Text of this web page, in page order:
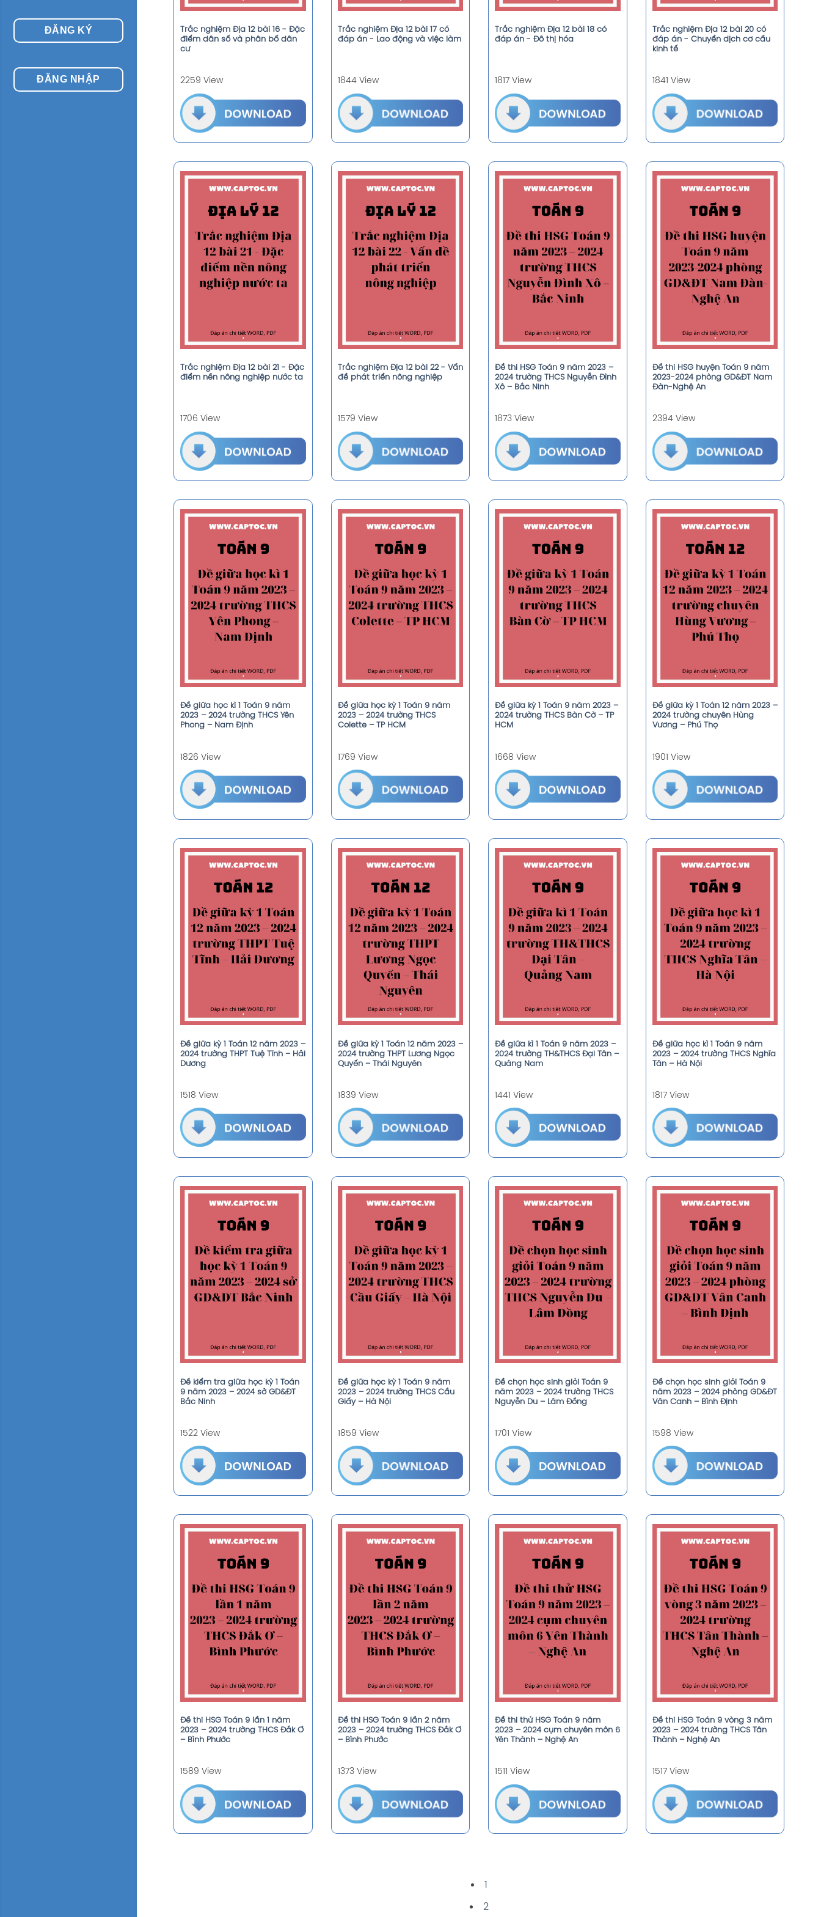
ĐĂNG KÝ
ĐĂNG NHẬP
Trắc nghiệm Địa 12 bài 16 - Đặc
điểm dân số và phân bố dân
cư
2259 View
Trắc nghiệm Địa 12 bài 17 có
đáp án - Lao động và việc làm
1844 View
Trắc nghiệm Địa 12 bài 18 có
đáp án - Đô thị hóa
1817 View
Trắc nghiệm Địa 12 bài 20 có
đáp án - Chuyển dịch cơ cấu
kinh tế
1841 View
Trắc nghiệm Địa 12 bài 21 - Đặc
điểm nền nông nghiệp nước ta
1706 View
Trắc nghiệm Địa 12 bài 22 - Vấn
đề phát triển nông nghiệp
1579 View
Đề thi HSG Toán 9 năm 2023 –
2024 trường THCS Nguyễn Đình
Xô – Bắc Ninh
1873 View
Đề thi HSG huyện Toán 9 năm
2023-2024 phòng GD&ĐT Nam
Đàn-Nghệ An
2394 View
Đề giữa học kì 1 Toán 9 năm
2023 – 2024 trường THCS Yên
Phong – Nam Định
1826 View
Đề giữa học kỳ 1 Toán 9 năm
2023 – 2024 trường THCS
Colette – TP HCM
1769 View
Đề giữa kỳ 1 Toán 9 năm 2023 –
2024 trường THCS Bàn Cờ – TP
HCM
1668 View
Đề giữa kỳ 1 Toán 12 năm 2023 –
2024 trường chuyên Hùng
Vương – Phú Thọ
1901 View
Đề giữa kỳ 1 Toán 12 năm 2023 –
2024 trường THPT Tuệ Tĩnh – Hải
Dương
1518 View
Đề giữa kỳ 1 Toán 12 năm 2023 –
2024 trường THPT Lương Ngọc
Quyến – Thái Nguyên
1839 View
Đề giữa kì 1 Toán 9 năm 2023 –
2024 trường TH&THCS Đại Tân –
Quảng Nam
1441 View
Đề giữa học kì 1 Toán 9 năm
2023 – 2024 trường THCS Nghĩa
Tân – Hà Nội
1817 View
Đề kiểm tra giữa học kỳ 1 Toán
9 năm 2023 – 2024 sở GD&ĐT
Bắc Ninh
1522 View
Đề giữa học kỳ 1 Toán 9 năm
2023 – 2024 trường THCS Cầu
Giấy – Hà Nội
1859 View
Đề chọn học sinh giỏi Toán 9
năm 2023 – 2024 trường THCS
Nguyễn Du – Lâm Đồng
1701 View
Đề chọn học sinh giỏi Toán 9
năm 2023 – 2024 phòng GD&ĐT
Vân Canh – Bình Định
1598 View
Đề thi HSG Toán 9 lần 1 năm
2023 – 2024 trường THCS Đắk Ơ
– Bình Phước
1589 View
Đề thi HSG Toán 9 lần 2 năm
2023 – 2024 trường THCS Đắk Ơ
– Bình Phước
1373 View
Đề thi thử HSG Toán 9 năm
2023 – 2024 cụm chuyên môn 6
Yên Thành – Nghệ An
1511 View
Đề thi HSG Toán 9 vòng 3 năm
2023 – 2024 trường THCS Tân
Thành – Nghệ An
1517 View
1
2